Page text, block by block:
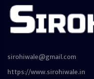
sirohiwale@gmail.com
https://www.sirohiwale.in